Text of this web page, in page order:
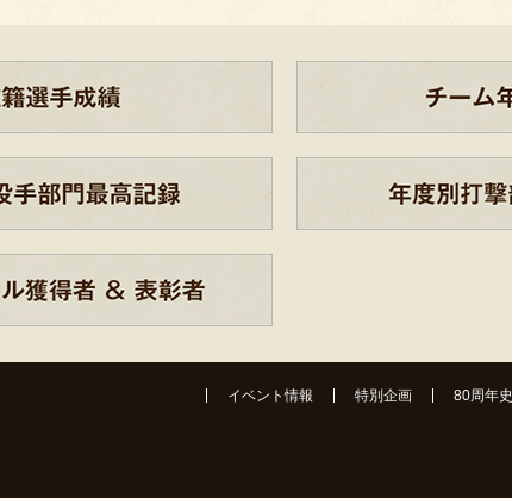
イベント情報 特別企画 80周年史